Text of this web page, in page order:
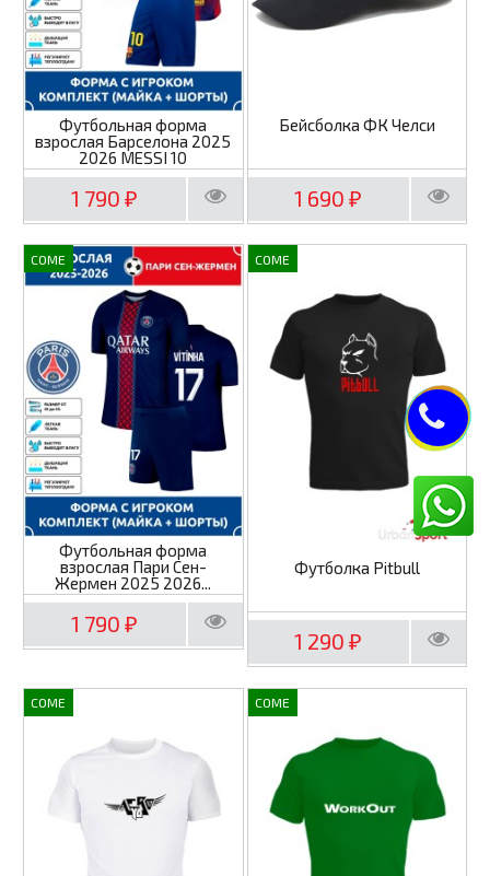
Футбольная форма
взрослая Барселона 2025
2026 MESSI 10
1 790₽
Бейсболка ФК Челси
1 690₽
COME
Футбольная форма
взрослая Пари Сен-
Жермен 2025 2026...
1 790₽
COME
Футболка Pitbull
1 290₽
COME COME